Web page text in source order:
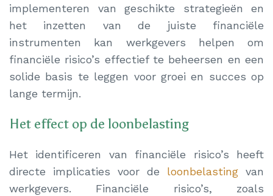
implementeren van geschikte strategieën en
het inzetten van de juiste financiële
instrumenten kan werkgevers helpen om
financiële risico’s effectief te beheersen en een
solide basis te leggen voor groei en succes op
lange termijn.
Het effect op de loonbelasting
Het identificeren van financiële risico’s heeft
directe implicaties voor de loonbelasting van
werkgevers. Financiële risico’s, zoals